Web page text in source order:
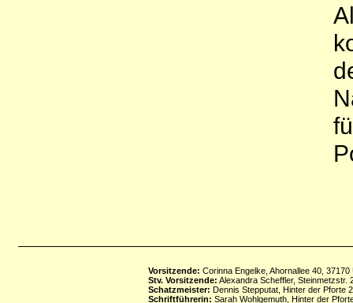
Vorsitzende: Corinna Engelke, Ahornallee 40,
Stv. Vorsitzende: Alexandra Scheffler, Steinmetzstr.
Schatzmeister: Dennis Stepputat, Hinter der Pforte
Schriftführerin: Sarah Wohlgemuth, Hinter der